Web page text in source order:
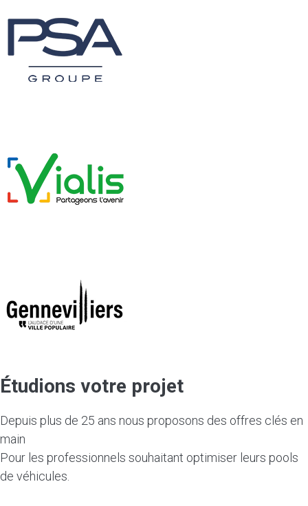
Étudions votre projet
Depuis plus de 25 ans nous proposons des offres clés en
main
Pour les professionnels souhaitant optimiser leurs pools
de véhicules.